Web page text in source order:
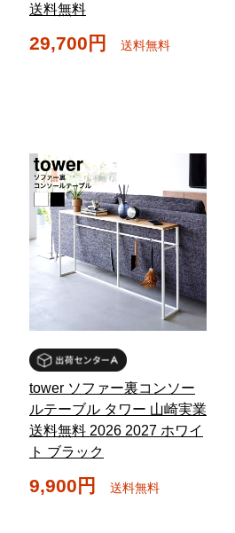
送料無料
29,700円 送料無料
tower ソファー裏コンソー
ルテーブル タワー 山崎実業
送料無料 2026 2027 ホワイ
ト ブラック
9,900円 送料無料